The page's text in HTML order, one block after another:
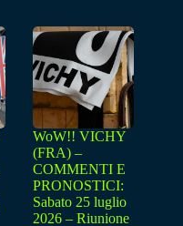
WoW!! VICHY
(FRA) –
COMMENTI E
PRONOSTICI:
Sabato 25 luglio
2026 – Riunione